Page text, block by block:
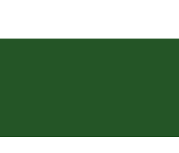
PREMIXES
ENGLISH